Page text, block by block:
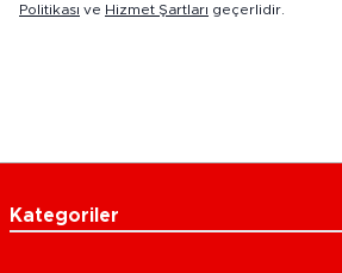
Politikası ve Hizmet Şartları geçerlidir.
Kategoriler